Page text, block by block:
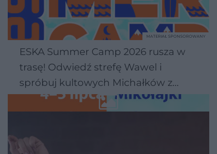
ESKA Summer Camp 2026 rusza w
trasę! Odwiedź strefę Wawel i
spróbuj kultowych Michałków z
Wawelu
MATERIAŁ SPONSOROWANY